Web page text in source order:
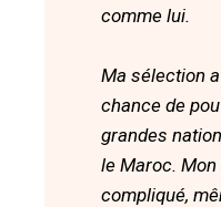
comme lui.
Ma sélection
chance de
grandes
le Maroc.
compliqué,